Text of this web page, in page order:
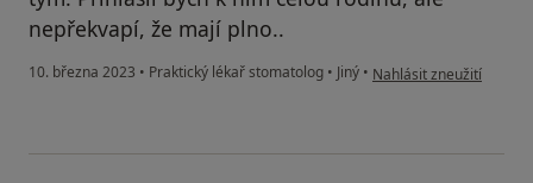
nepřekvapí, že mají plno..
10. března 2023 • Praktický lékař stomatolog • Jiný • podle názoru uživatele
Nahlásit zneužití